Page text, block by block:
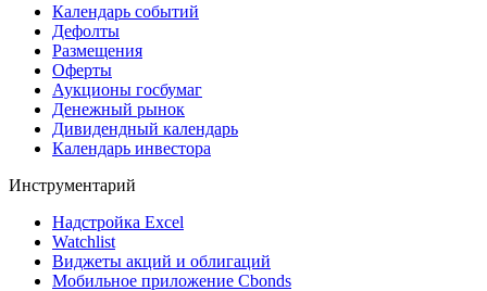
Календарь событий
Дефолты
Размещения
Оферты
Аукционы госбумаг
Денежный рынок
Дивидендный календарь
Календарь инвестора
Инструментарий
Надстройка Excel
Watchlist
Виджеты акций и облигаций
Мобильное приложение Cbonds